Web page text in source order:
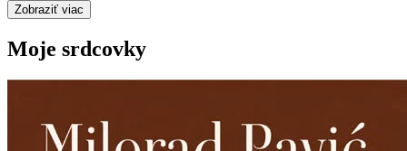
Zobraziť viac
Moje srdcovky